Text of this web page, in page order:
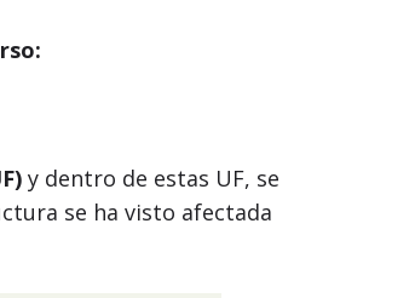
y dentro de estas UF, se
se ha visto afectada